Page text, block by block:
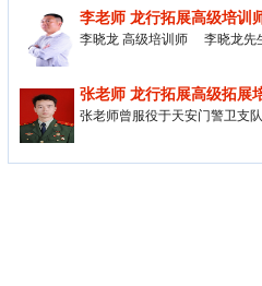
革命传统为主题，
红色旅游城，已被
为“爱国主义教育
宣传教育基地”“
地”“青少年红色之
神丽峡文化拓
义乌市龙行拓展
地依山傍水，天
时，与大自然亲
李老师 龙行拓展高级培训
李晓龙 高级培训师 李晓龙先
张老师 龙行拓展高级拓展
张老师曾服役于天安门警卫支